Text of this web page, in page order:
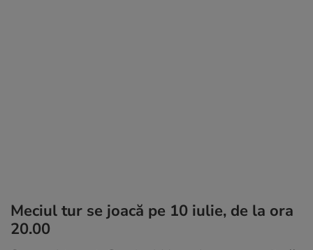
Meciul tur se joacă pe 10 iulie, de la ora
20.00